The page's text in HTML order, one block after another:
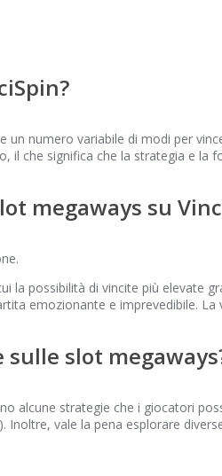
numero variabile di modi per
il che significa che la strategia e
megaways su
la possibilità di vincite più
emozionante e imprevedibile.
sulle slot
alcune strategie che i giocatori
Inoltre, vale la pena esplorare